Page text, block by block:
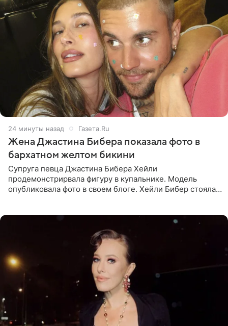
24 минуты назад Газета.Ru
Жена Джастина Бибера показала фото в
бархатном желтом бикини
Супруга певца Джастина Бибера Хейли
продемонстрирвала фигуру в купальнике. Модель
опубликовала фото в своем блоге. Хейли Бибер стояла